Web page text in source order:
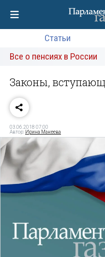
Статьи
Все о пенсиях в России
Законы,
03.06.2018 07:00
Автор: Ирина Макеева